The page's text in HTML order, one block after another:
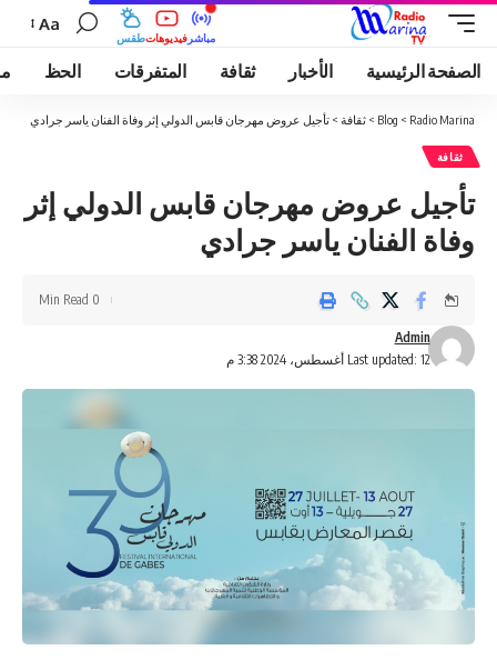
طقسفيديوهات مباشر
Aa
الصفحة الرئيسية الأخبار ثقافة المتفرقات الحظ
Radio Marina
>
Blog
> ثقافة > تأجيل عروض مهرجان قابس الدولي إثر وفاة الفنان ياسر جرادي
ثقافة
تأجيل عروض مهرجان قابس الدولي إثر
وفاة الفنان ياسر جرادي
Last updated: 12 أغسطس، 2024 3:38 م
Admin
0 Min Read